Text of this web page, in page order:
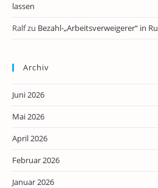
lassen
Ralfzu Bezahl-„Arbeitsverweigerer“ in
Archiv
Juni 2026
Mai 2026
April 2026
Februar 2026
Januar 2026